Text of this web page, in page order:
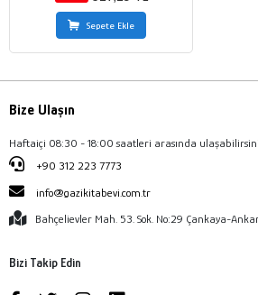
Sepete Ekle
Bize Ulaşın
Haftaiçi 08:30 - 18:00 saatleri arasında
+90 312 223 7773
info@gazikitabevi.com.tr
Bahçelievler Mah. 53. Sok. No:29 Çankaya-
Bizi Takip Edin